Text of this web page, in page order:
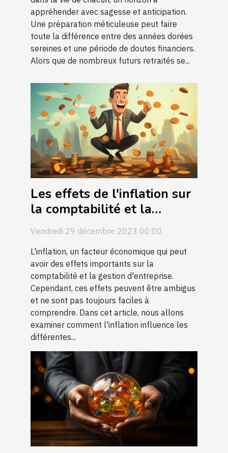
appréhender avec sagesse et anticipation.
Une préparation méticuleuse peut faire
toute la différence entre des années dorées
sereines et une période de doutes financiers.
Alors que de nombreux futurs retraités se...
Les effets de l'inflation sur
la comptabilité et la
gestion d'entreprise
Vendredi 29 décembre 2023 00:00
L'inflation, un facteur économique qui peut
avoir des effets importants sur la
comptabilité et la gestion d'entreprise.
Cependant, ces effets peuvent être ambigus
et ne sont pas toujours faciles à
comprendre. Dans cet article, nous allons
examiner comment l'inflation influence les
différentes...